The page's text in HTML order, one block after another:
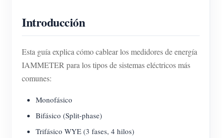
Introducción
Esta guía explica cómo cablear los medidores de energía
IAMMETER para los tipos de sistemas eléctricos más
comunes:
Monofásico
Bifásico (Split-phase)
Trifásico WYE (3 fases, 4 hilos)